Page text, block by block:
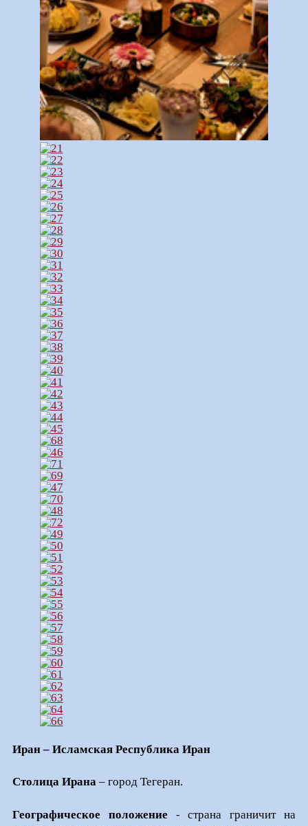
Иран – Исламская Республика Иран
Столица Ирана– город Тегеран.
Географическое положение - страна граничит на